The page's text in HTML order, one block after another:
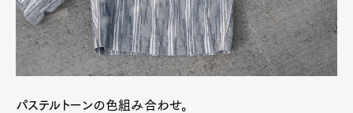
パステルトーンの色組み合わせ。